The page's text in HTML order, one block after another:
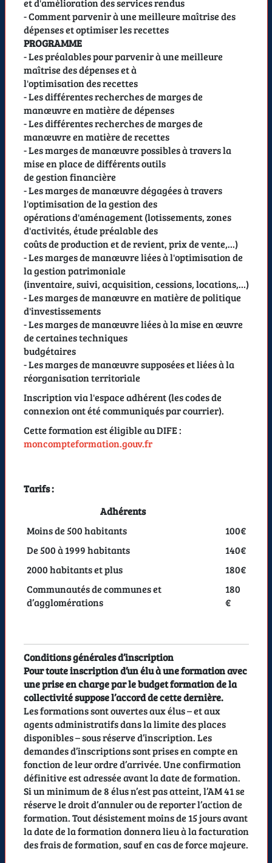
et d'amélioration des services rendus
- Comment parvenir à une meilleure maîtrise des
dépenses et optimiser les recettes
PROGRAMME
- Les préalables pour parvenir à une meilleure
maîtrise des dépenses et à
l'optimisation des recettes
- Les différentes recherches de marges de
manœuvre en matière de dépenses
- Les différentes recherches de marges de
manœuvre en matière de recettes
- Les marges de manœuvre possibles à travers la
mise en place de différents outils
de gestion financière
- Les marges de manœuvre dégagées à travers
l'optimisation de la gestion des
opérations d'aménagement (lotissements, zones
d'activités, étude préalable des
coûts de production et de revient, prix de vente,…)
- Les marges de manœuvre liées à l'optimisation de
la gestion patrimoniale
(inventaire, suivi, acquisition, cessions, locations,…)
- Les marges de manœuvre en matière de politique
d'investissements
- Les marges de manœuvre liées à la mise en œuvre
de certaines techniques
budgétaires
- Les marges de manœuvre supposées et liées à la
réorganisation territoriale
Inscription via l'espace adhérent (les codes de
connexion ont été communiqués par courrier).
Cette formation est éligible au DIFE :
moncompteformation.gouv.fr
Tarifs :
Adhérents
Moins de 500 habitants
100€
De 500 à 1999 habitants
140€
2000 habitants et plus
180€
Communautés de communes et
d’agglomérations
180
€
Conditions générales d’inscription
Pour toute inscription d’un élu à une formation avec
une prise en charge par le budget formation de la
collectivité suppose l’accord de cette dernière.
Les formations sont ouvertes aux élus – et aux
agents administratifs dans la limite des places
disponibles – sous réserve d’inscription. Les
demandes d’inscriptions sont prises en compte en
fonction de leur ordre d’arrivée. Une confirmation
définitive est adressée avant la date de formation.
Si un minimum de 8 élus n’est pas atteint, l’AM 41 se
réserve le droit d’annuler ou de reporter l’action de
formation. Tout désistement moins de 15 jours avant
la date de la formation donnera lieu à la facturation
des frais de formation, sauf en cas de force majeure.